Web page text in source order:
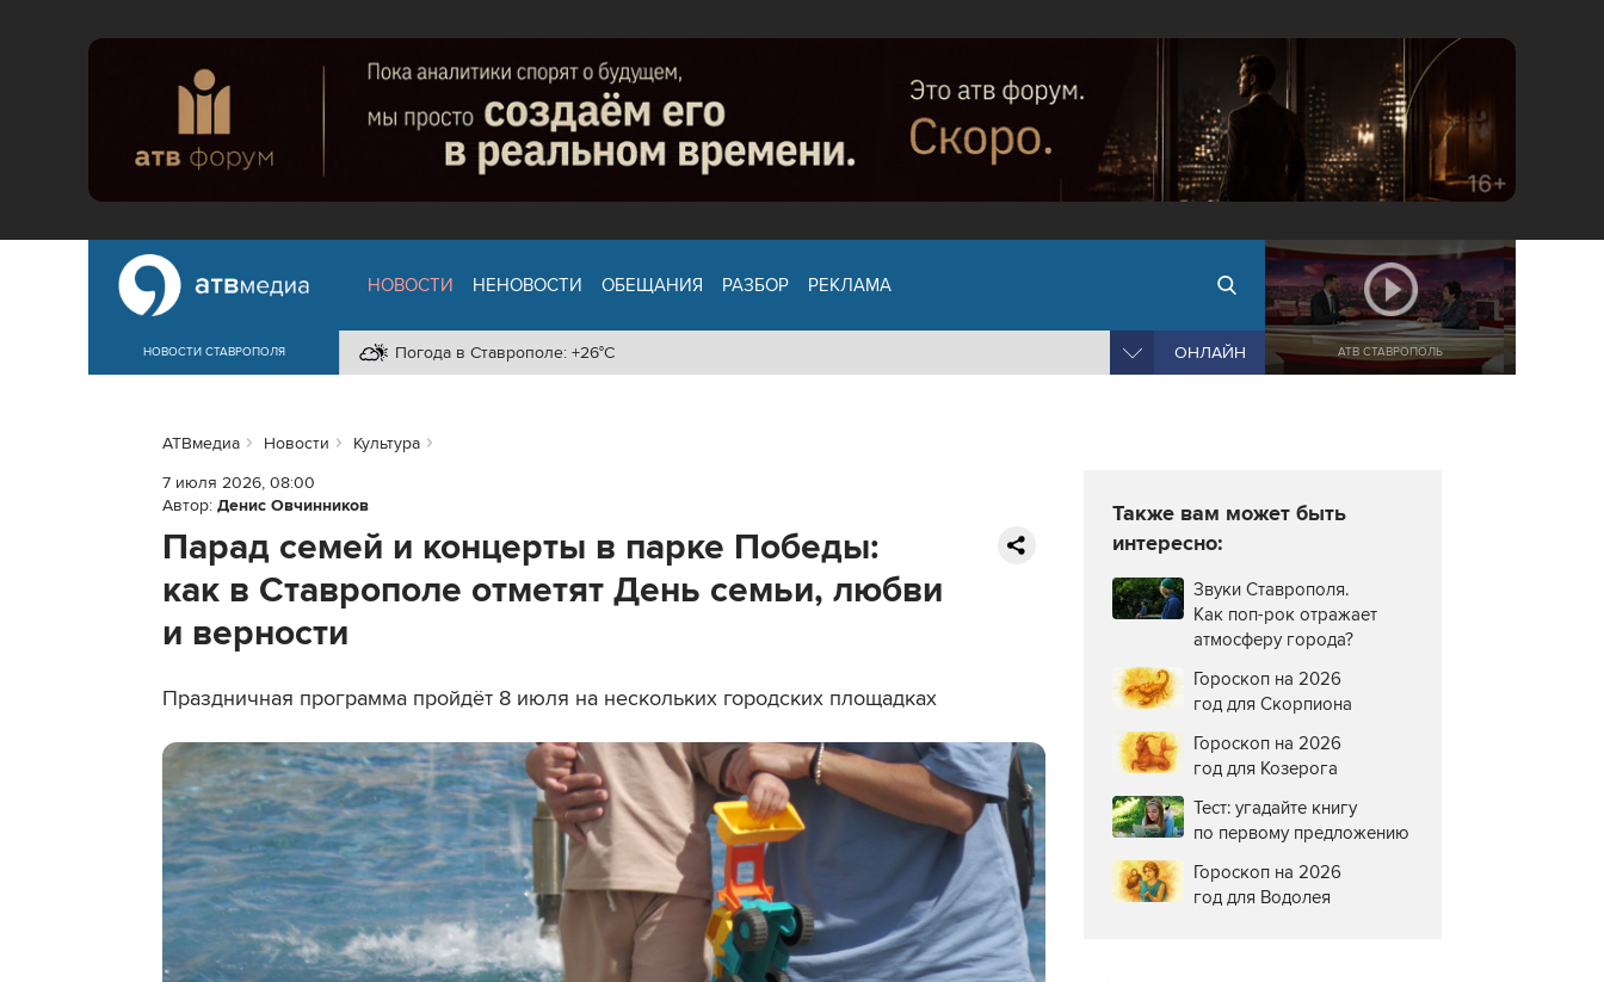
НОВОСТИ СТАВРОПОЛЯ
НОВОСТИ НЕНОВОСТИ ОБЕЩАНИЯ РАЗБОР РЕКЛАМА
Погода в Ставрополе: +26°C ОНЛАЙН АТВ СТАВРОПОЛЬ
АТВмедиа Новости
Культура
7 июля 2026, 08:00
Автор: Денис Овчинников
Парад семей и концерты в парке Победы:
как в Ставрополе отметят День семьи, любви
и верности
Праздничная программа пройдёт 8 июля на нескольких городских площадках
Также вам может быть
интересно:
Звуки Ставрополя.
Как поп-рок отражает
атмосферу города?
Гороскоп на 2026
год для Скорпиона
Гороскоп на 2026
год для Козерога
Тест: угадайте книгу
по первому предложению
Гороскоп на 2026
год для Водолея